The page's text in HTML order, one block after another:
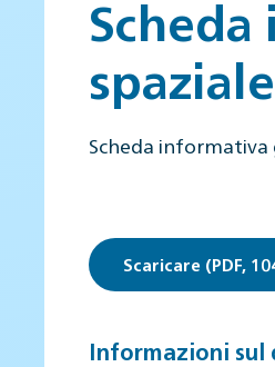
Scheda
Scaricare (PDF,
Informazioni sul